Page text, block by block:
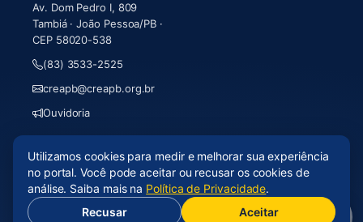
Av. Dom Pedro I, 809
Tambiá · João Pessoa/PB ·
CEP 58020-538
(83) 3533-2525
creapb@creapb.org.br
Ouvidoria
© 2026 CREA-PB · Todos os direitos reservados
Acessibilidade
Mapa do site· LGPD
(abre em nova aba)
Utilizamos cookies para medir e melhorar sua experiência
no portal. Você pode aceitar ou recusar os cookies de
análise. Saiba mais na Política de Privacidade.
Recusar
Aceitar